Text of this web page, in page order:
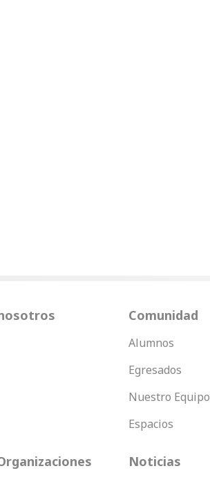
Comunidad
Alumnos
Egresados
Nuestro Equipo
Espacios
Noticias